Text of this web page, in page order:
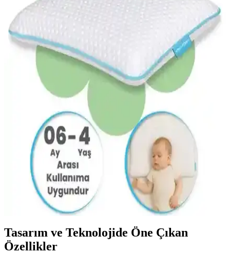
Özdilek Silikon Bebek Yastığı 35x45 Sağlıklı ve
Konforlu Uyku İçin Güvenilir Seçenek
Özdilek silikon bebek yastığı 35x45, nefes alan yapısı ve hijyenik
özellikleriyle bebeklerin sağlıklı uyku deneyimini destekler, kolay
bakım ve dayanıklılık sağlar.
Pierre Cardin Bebek Yastığı: Güvenli ve Konforlu
Uyku İçin Yenilikçi Çözüm
Pierre Cardin bebek yastığı, mikro fiber yüzeyi ve antibakteriyel
dolgusu ile hassas ciltlere uygun, konforlu ve hijyenik uyku ortamı
sağlar, hareket özgürlüğü ve uzun ömür sunar.
Viscofoam Ortopedik Bebek Yastığı: Güvenli ve
Konforlu Uyku İçin En İyi Seçenek
Viscofoam ortopedik bebek yastığı, hassas omurgayı desteklerken
konfor sağlar. 43,5x24 cm ölçülerinde, visco malzemeden, yerli
üretim ve yüksek kalite ile bebekler için uygun tasarlanmıştır.
Tasarım ve Teknolojide Öne Çıkan
Özellikler